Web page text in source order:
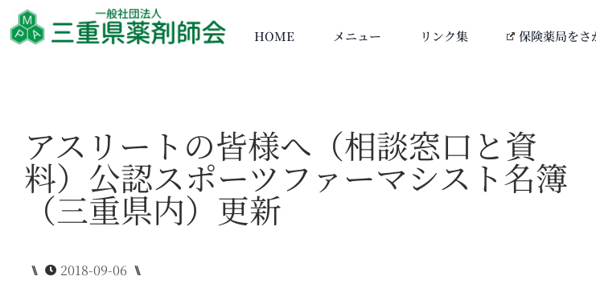
HOME メニュー リンク集 保険薬局をさ
アスリートの皆様へ（相談窓口と資
料）公認スポーツファーマシスト名簿
（三重県内）更新
⑊ 2018-09-06 ⑊